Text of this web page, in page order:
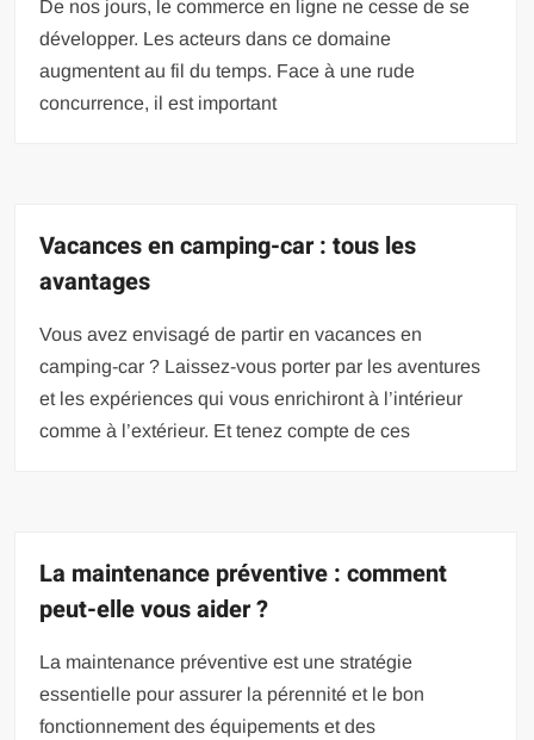
De nos jours, le commerce en ligne ne cesse de se
développer. Les acteurs dans ce domaine
augmentent au fil du temps. Face à une rude
concurrence, il est important
Vacances en camping-car : tous les
avantages
Vous avez envisagé de partir en vacances en
camping-car ? Laissez-vous porter par les aventures
et les expériences qui vous enrichiront à l’intérieur
comme à l’extérieur. Et tenez compte de ces
La maintenance préventive : comment
peut-elle vous aider ?
La maintenance préventive est une stratégie
essentielle pour assurer la pérennité et le bon
fonctionnement des équipements et des